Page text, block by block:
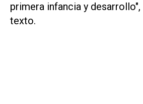
primera infancia y
texto.